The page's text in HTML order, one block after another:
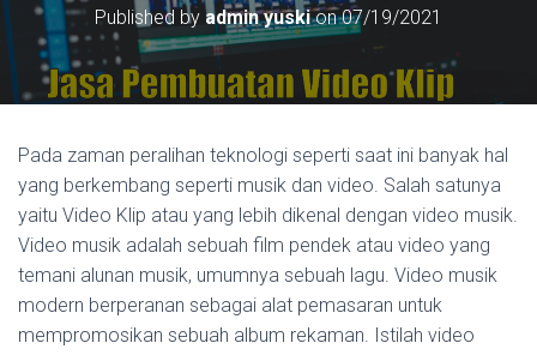
Published by admin yuskion07/19/2021
Pada zaman peralihan teknologi seperti saat ini banyak hal
yang berkembang seperti musik dan video. Salah satunya
yaitu Video Klip atau yang lebih dikenal dengan video musik.
Video musik adalah sebuah film pendek atau video yang
temani alunan musik, umumnya sebuah lagu. Video musik
modern berperanan sebagai alat pemasaran untuk
mempromosikan sebuah album rekaman. Istilah video